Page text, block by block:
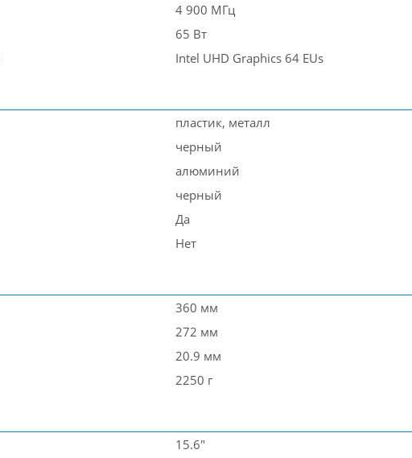
4 900 МГц
65 Вт
Intel UHD Graphics 64 EUs
пластик, металл
черный
алюминий
черный
Да
Нет
360 мм
272 мм
20.9 мм
2250 г
15.6"